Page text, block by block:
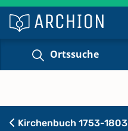
Ortssuche
Kirchenbuch 1753-1803